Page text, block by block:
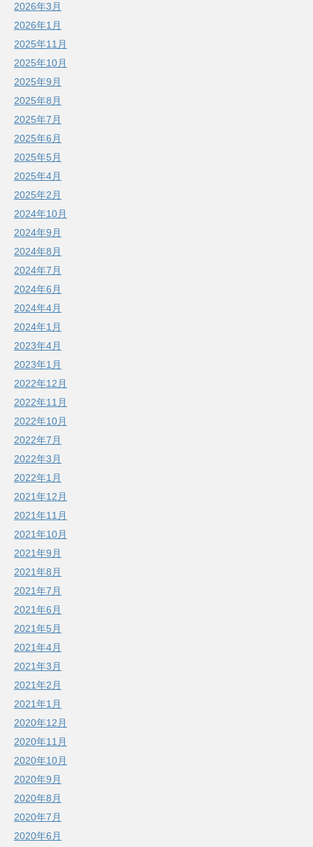
2026年3月
2026年1月
2025年11月
2025年10月
2025年9月
2025年8月
2025年7月
2025年6月
2025年5月
2025年4月
2025年2月
2024年10月
2024年9月
2024年8月
2024年7月
2024年6月
2024年4月
2024年1月
2023年4月
2023年1月
2022年12月
2022年11月
2022年10月
2022年7月
2022年3月
2022年1月
2021年12月
2021年11月
2021年10月
2021年9月
2021年8月
2021年7月
2021年6月
2021年5月
2021年4月
2021年3月
2021年2月
2021年1月
2020年12月
2020年11月
2020年10月
2020年9月
2020年8月
2020年7月
2020年6月